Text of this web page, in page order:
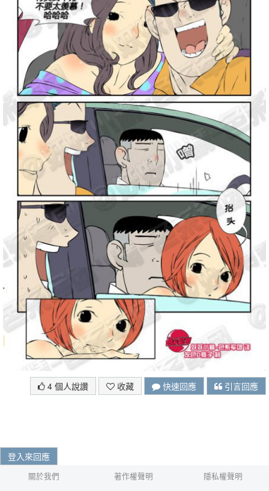
4 個人說讚 收藏 快速回應 引言回應
登入來回應
關於我們 著作權聲明 隱私權聲明